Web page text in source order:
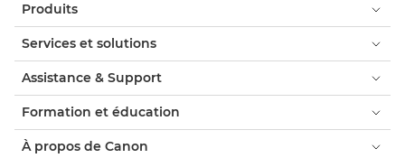
Produits
Services et solutions
Assistance & Support
Formation et éducation
À propos de Canon